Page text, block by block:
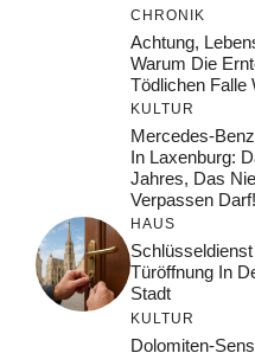
CHRONIK
Achtung,
Warum Die
Tödlichen Falle
KULTUR
Mercedes-
In Laxenburg:
Jahres, Das
Verpassen Darf!
HAUS
Türöffnung In
Stadt
KULTUR
Dolomiten-